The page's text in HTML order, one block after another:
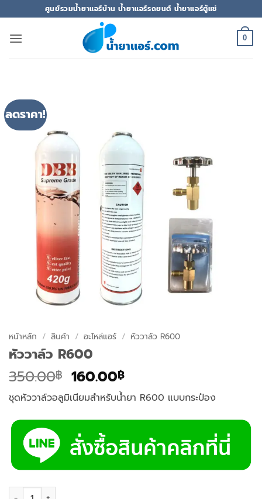
ไป
ยัง
ศูนย์รวมน้ำยาแอร์บ้าน น้ำยาแอร์รถยนต์ น้ำยาแอร์ตู้แช่
0
ลดราคา!
หน้าหลัก / สินค้า / อะไหล่แอร์ / หัววาล์ว R600
หัววาล์ว R600
350.00฿ Original
price
was:
350.00฿.
160.00฿Current
price
is:
160.00฿.
ชุดหัววาล์วอลูมิเนียมสำหรับน้ำยา R600 แบบกระป๋อง
จำนวน หัววาล์ว R600 ชิ้น